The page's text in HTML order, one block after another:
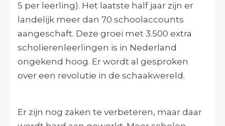
5 per leerling). Het laatste half jaar zijn er
landelijk meer dan 70 schoolaccounts
aangeschaft. Deze groei met 3.500 extra
scholierenleerlingen is in Nederland
ongekend hoog. Er wordt al gesproken
over een revolutie in de schaakwereld.
Er zijn nog zaken te verbeteren, maar daar